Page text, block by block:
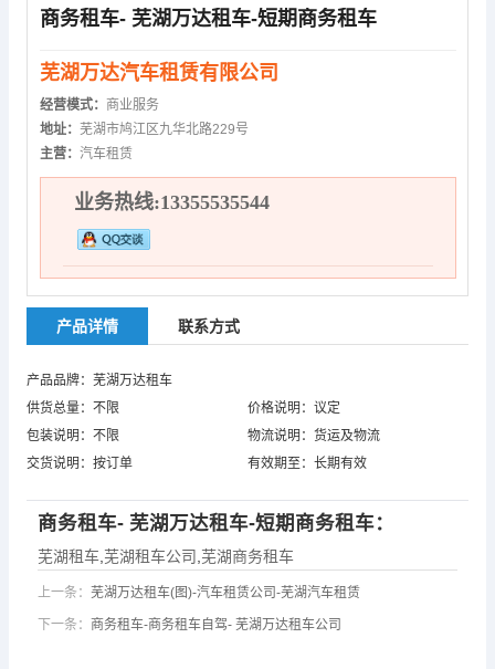
商务租车- 芜湖万达租车-短期商务租车
芜湖万达汽车租赁有限公司
经营模式： 商业服务
地址： 芜湖市鸠江区九华北路229号
主营： 汽车租赁
业务热线:13355535544
产品详情 联系方式
产品品牌：芜湖万达租车
供货总量：不限
价格说明：议定
包装说明：不限
物流说明：货运及物流
交货说明：按订单
有效期至：长期有效
商务租车- 芜湖万达租车-短期商务租车：
芜湖租车 芜湖租车公司 芜湖商务租车
上一条： 芜湖万达租车(图)-汽车租赁公司-芜湖汽车租赁
下一条： 商务租车-商务租车自驾- 芜湖万达租车公司